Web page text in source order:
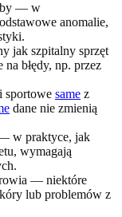
— w
anomalie,
jak szpitalny sprzęt
błędy, np. przez
sportowe same z
dane nie zmienią
— w praktyce, jak
wymagają
— niektóre
lub problemów z